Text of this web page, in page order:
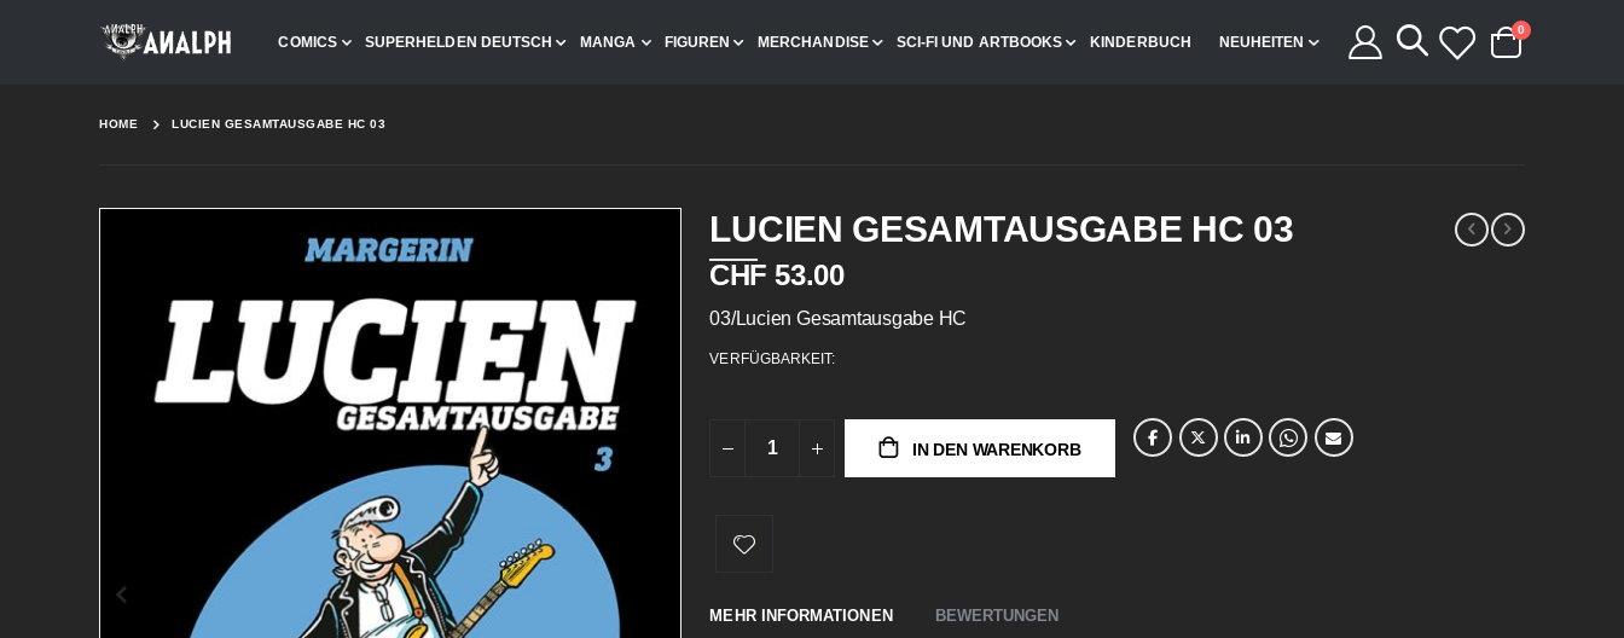
COMICS SUPERHELDEN DEUTSCH MANGA FIGUREN MERCHANDISE SCI-FI UND ARTBOOKS KINDERBUCH NEUHEITEN
Cart
0 Artikel
HOME LUCIEN GESAMTAUSGABE HC 03
LUCIEN GESAMTAUSGABE HC 03
CHF 53.00
03/Lucien Gesamtausgabe HC
VERFÜGBARKEIT:
IN DEN WARENKORB
MEHR INFORMATIONEN BEWERTUNGEN